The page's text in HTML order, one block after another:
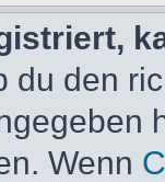
du den
Wenn